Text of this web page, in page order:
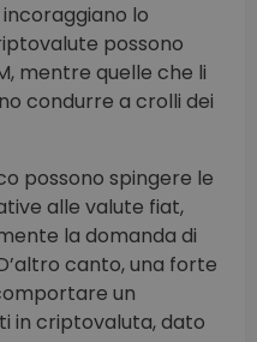
lo
possono
mentre quelle che li
condurre a crolli dei
possono spingere le
alle valute fiat,
la domanda di
canto, una forte
un
in criptovaluta, dato